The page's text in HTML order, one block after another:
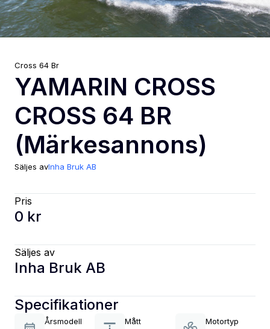
Cross 64 Br
YAMARIN CROSS
CROSS 64 BR
(Märkesannons)
Säljes avInha Bruk AB
Pris
0 kr
Säljes av
Inha Bruk AB
Specifikationer
Årsmodell Mått Motortyp